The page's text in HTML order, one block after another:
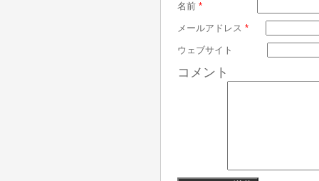
名前 *
メールアドレス *
ウェブサイト
コメント